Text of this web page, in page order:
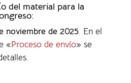
del material para la
noviembre de 2025. En el
«Proceso de envío» se